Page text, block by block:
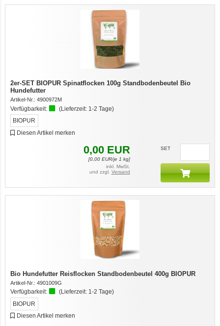
2er-SET BIOPUR Spinatflocken 100g Standbodenbeutel Bio
Hundefutter
Artikel-Nr.: 4900972M
Verfügbarkeit: (Lieferzeit: 1-2 Tage)
BIOPUR
Diesen Artikel merken
0,00 EUR
[0,00EUR/je 1 kg]
inkl. MwSt.
und zzgl. Versand
SET
Bio Hundefutter Reisflocken Standbodenbeutel 400g BIOPUR
Artikel-Nr.: 4901009G
Verfügbarkeit: (Lieferzeit: 1-2 Tage)
BIOPUR
Diesen Artikel merken